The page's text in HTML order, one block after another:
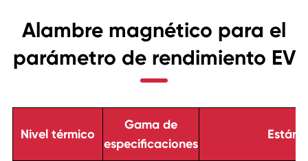
Alambre magnético para el
parámetro de rendimiento EV
Nivel térmico
Gama de
especificaciones